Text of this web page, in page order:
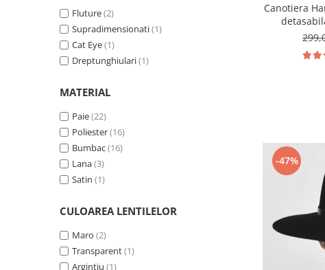
Fluture(2)
Supradimensionati(1)
Cat Eye(1)
Dreptunghiulari(1)
MATERIAL
Paie(22)
Poliester(16)
Bumbac(16)
Lana(3)
Satin (1)
CULOAREA LENTILELOR
Maro (2)
Transparent(1)
Argintiu (1)
Canotiera
-47%